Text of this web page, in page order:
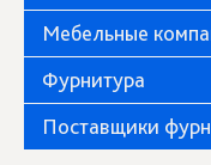
Мебельные
Фурнитура
Поставщики